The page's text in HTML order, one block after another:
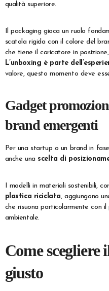
qualità superiore.
Il packaging gioca un ruolo
scatola rigida con il colore del
che tiene il caricatore in
L’unboxing è parte
valore, questo momento deve
Gadget
brand emergenti
Per una startup o un brand in
anche unascelta di
I modelli in materiali sostenibili,
plastica riciclata, aggiungono
che risuona particolarmente con
ambientale.
Come
giusto